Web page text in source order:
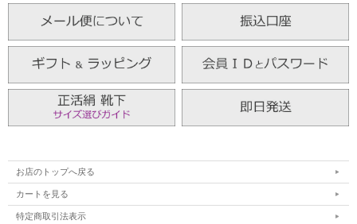
お店のトップへ戻る
カートを見る
特定商取引法表示